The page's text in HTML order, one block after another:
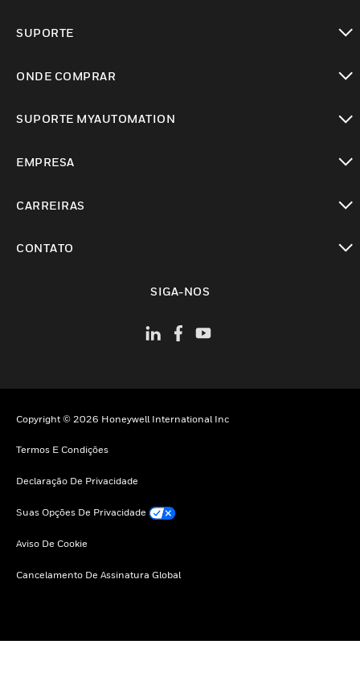
SUPORTE
ONDE COMPRAR
SUPORTE MYAUTOMATION
EMPRESA
CARREIRAS
CONTATO
SIGA-NOS
Copyright © 2026 Honeywell International Inc
Termos E Condições
Declaração De Privacidade
Suas Opções De Privacidade
Aviso De Cookie
Cancelamento De Assinatura Global